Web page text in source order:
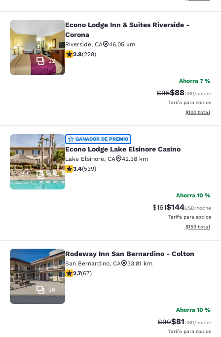
Econo Lodge Inn & Suites Riverside
22
Econo Lodge Inn & Suites Riverside -
Corona
Riverside, CA
46.05 km
calificación de 2.76 estrellas. Feria. 228 reseñas
2.8(228)
Ahorra 7 %
Precio tachado:
$95Precio con
$88USD/noche
Tarifa para socios
Ver detalles
$100 total
Econo Lodge Lake Elsinore Casino
32
GANADOR DE PREMIO
Econo Lodge Lake Elsinore Casino
Lake Elsinore, CA
42.38 km
calificación de 3.35 estrellas. Bueno. 539 reseñas
3.4(539)
Ahorra 10 %
Precio tachado:
$161Precio con
$144USD/noche
Tarifa para socios
Ver detalles
$159 total
Rodeway Inn San Bernardino -
26
Rodeway Inn San Bernardino - Colton
San Bernardino, CA
33.81 km
calificación de 2.72 estrellas. Feria. 67 reseñas
2.7(67)
Ahorra 10 %
Precio tachado:
$90Precio con
$81USD/noche
Tarifa para socios